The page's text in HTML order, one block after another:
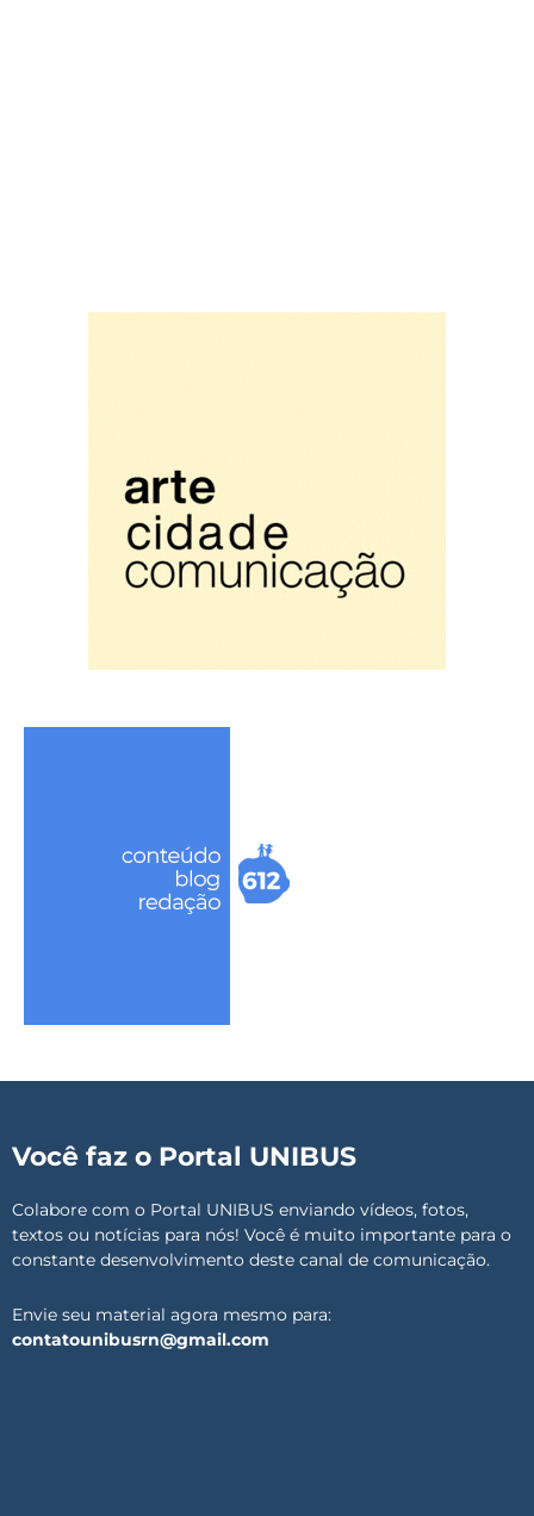
Você faz o Portal UNIBUS
Colabore com o Portal UNIBUS enviando vídeos, fotos,
textos ou notícias para nós! Você é muito importante para o
constante desenvolvimento deste canal de comunicação.
Envie seu material agora mesmo para:
contatounibusrn@gmail.com